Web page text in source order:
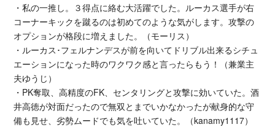
・私の一推し。３得点に絡む大活躍でした。ルーカス選手が右
コーナーキックを蹴るのは初めてのような気がします。攻撃の
オプションが格段に増えました。（モーリス）
・ルーカス･フェルナンデスが前を向いてドリブル出来るシチュ
エーションになった時のワクワク感と言ったらもう！（兼業主
夫ゆうじ）
・PK奪取、高精度のFK、センタリングと攻撃に効いていた。酒
井高徳が対面だったので無双とまでいかなかったが献身的な守
備も見せ、劣勢ムードでも気を吐いていた。（kanamy1117）